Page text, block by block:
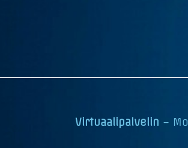
Virtuaalipalvelin –